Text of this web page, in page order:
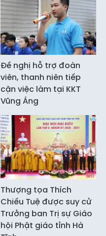
Đề nghị hỗ trợ đoàn
viên, thanh niên tiếp
cận việc làm tại KKT
Vũng Áng
Thượng tọa Thích
Chiếu Tuệ được suy cử
Trưởng ban Trị sự Giáo
hội Phật giáo tỉnh Hà